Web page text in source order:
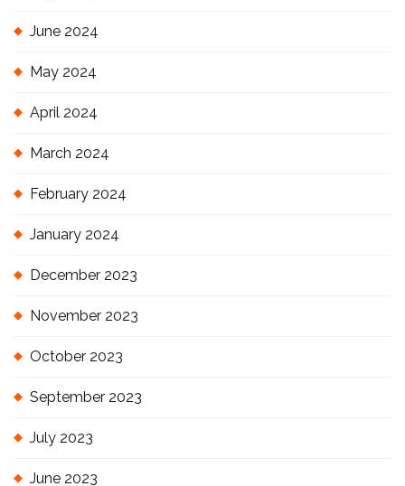
June 2024
May 2024
April 2024
March 2024
February 2024
January 2024
December 2023
November 2023
October 2023
September 2023
July 2023
June 2023